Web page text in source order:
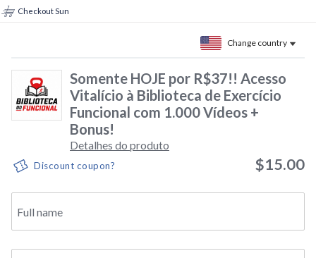
Checkout Sun
Change country
Somente HOJE por R$37!! Acesso
Vitalício à Biblioteca de Exercício
Funcional com 1.000 Vídeos +
Bonus!
Detalhes do produto
Discount coupon? $15.00
Full name